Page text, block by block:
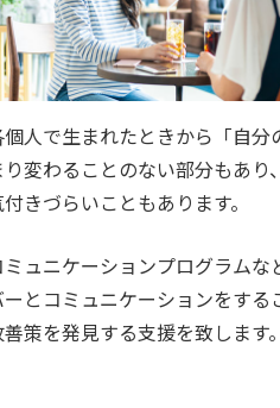
人で生まれたときから「自分
り変わることのない部分もあり
きづらいこともあります。
ミュニケーションプログラムな
ーとコミュニケーションをする
善策を発見する支援を致します。